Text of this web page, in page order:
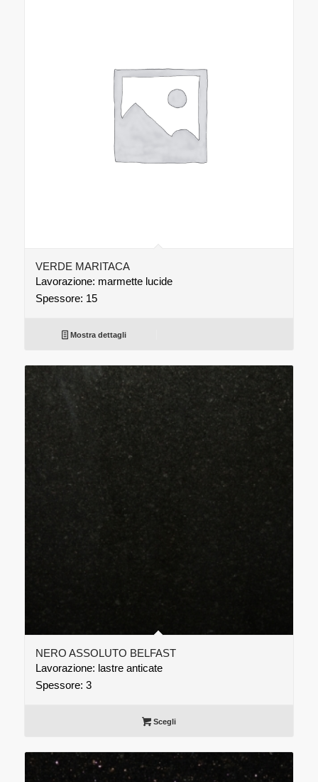
VERDE MARITACA
Lavorazione: marmette lucide
Spessore: 15
Mostra dettagli
NERO ASSOLUTO BELFAST
Lavorazione: lastre anticate
Spessore: 3
Scegli